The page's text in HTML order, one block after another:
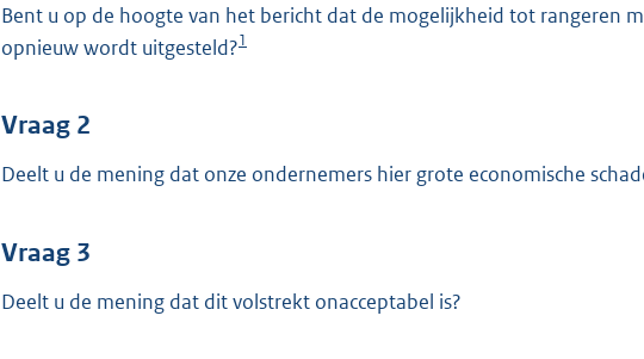
o
b
Bent u op de hoogte van het bericht dat de mogelijkheid tot rangeren
opnieuw wordt uitgesteld?1
Vraag 2
Deelt u de mening dat onze ondernemers hier grote economische
Vraag 3
Deelt u de mening dat dit volstrekt onacceptabel is?